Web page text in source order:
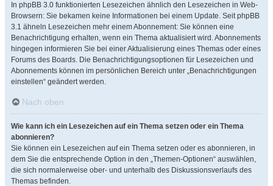
In phpBB 3.0 funktionierten Lesezeichen ähnlich den Lesezeichen in Web-
Browsern: Sie bekamen keine Informationen bei einem Update. Seit phpBB
3.1 ähneln Lesezeichen mehr einem Abonnement: Sie können eine
Benachrichtigung erhalten, wenn ein Thema aktualisiert wird. Abonnements
hingegen informieren Sie bei einer Aktualisierung eines Themas oder eines
Forums des Boards. Die Benachrichtigungsoptionen für Lesezeichen und
Abonnements können im persönlichen Bereich unter „Benachrichtigungen
einstellen“ geändert werden.
Nach oben
Wie kann ich ein Lesezeichen auf ein Thema setzen oder ein Thema
abonnieren?
Sie können ein Lesezeichen auf ein Thema setzen oder es abonnieren, in
dem Sie die entsprechende Option in den „Themen-Optionen“ auswählen,
die sich normalerweise ober- und unterhalb des Diskussionsverlaufs des
Themas befinden.